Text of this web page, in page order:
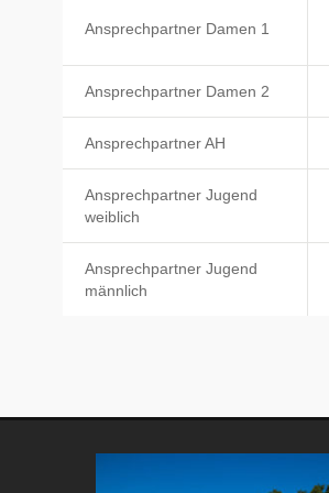
Ansprechpartner Damen 1
Ansprechpartner Damen 2
Ansprechpartner AH
Ansprechpartner Jugend
weiblich
Ansprechpartner Jugend
männlich